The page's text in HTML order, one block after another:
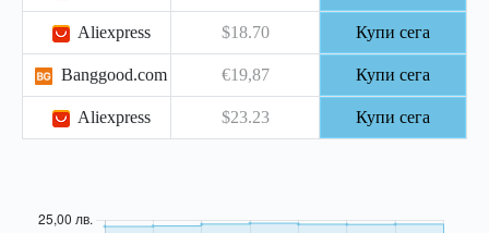
Aliexpress $18.70 Купи сега
Banggood.com €19,87 Купи сега
Aliexpress $23.23 Купи сега